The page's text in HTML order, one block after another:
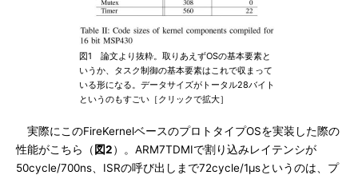
図1 論文より抜粋。取りあえずOSの基本要素と
いうか、タスク制御の基本要素はこれで収まって
いる形になる。データサイズがトータル28バイト
というのもすごい［クリックで拡大］
実際にこのFireKernelベースのプロトタイプOSを実装した際の
性能がこちら（ 図2）。ARM7TDMIで割り込みレイテンシが
50cycle/700ns、ISRの呼び出しまで72cycle/1μsというのは、プ